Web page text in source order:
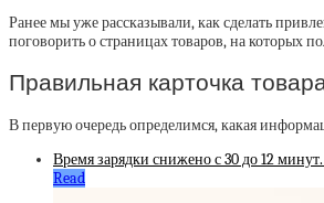
Ранее мы уже рассказывали, как сделать
поговорить о страницах товаров, на которых
Правильная карточка
В первую очередь определимся, какая
Время зарядки снижено с 30 до 12
Read